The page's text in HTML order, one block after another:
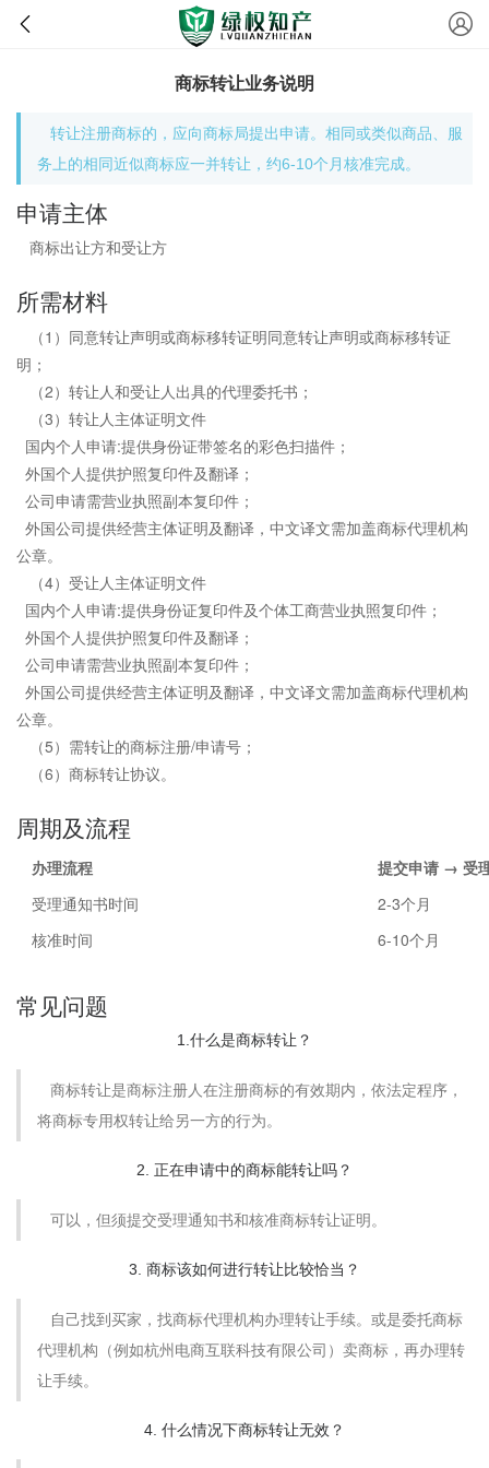
商标转让业务说明
转让注册商标的，应向商标局提出申请。相同或类似商品、服
务上的相同近似商标应一并转让，约6-10个月核准完成。
申请主体
商标出让方和受让方
所需材料
（1）同意转让声明或商标移转证明同意转让声明或商标移转证
明；
（2）转让人和受让人出具的代理委托书；
（3）转让人主体证明文件
国内个人申请:提供身份证带签名的彩色扫描件；
外国个人提供护照复印件及翻译；
公司申请需营业执照副本复印件；
外国公司提供经营主体证明及翻译，中文译文需加盖商标代理机构
公章。
（4）受让人主体证明文件
国内个人申请:提供身份证复印件及个体工商营业执照复印件；
外国个人提供护照复印件及翻译；
公司申请需营业执照副本复印件；
外国公司提供经营主体证明及翻译，中文译文需加盖商标代理机构
公章。
（5）需转让的商标注册/申请号；
（6）商标转让协议。
周期及流程
办理流程
提交申请 → 受
受理通知书时间
2-3个月
核准时间
6-10个月
常见问题
1.什么是商标转让？
商标转让是商标注册人在注册商标的有效期内，依法定程序，
将商标专用权转让给另一方的行为。
2. 正在申请中的商标能转让吗？
可以，但须提交受理通知书和核准商标转让证明。
3. 商标该如何进行转让比较恰当？
自己找到买家，找商标代理机构办理转让手续。或是委托商标
代理机构（例如杭州电商互联科技有限公司）卖商标，再办理转
让手续。
4. 什么情况下商标转让无效？